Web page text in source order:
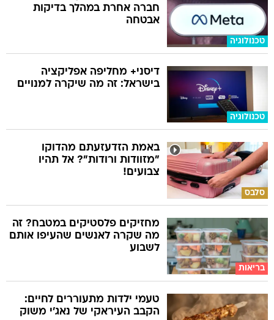
טכנולוגיה
חברה אחרת במהלך בדיקות
אבטחה
טכנולוגיה
דיסני+ מחליפה אפליקציה
בישראל: זה מה שיקרה למנויים
סלבס
באמת הזדעזעתם מהדוקו
"מזוודות ורודות"? אל תהיו
צבועים!
בריאות
מחזיקים פלסטיקים במטבח? זה
מה שקרה לאנשים שהעיפו אותם
לשבוע
טעמי ילדות מתעוררים לחיים:
הקבב העיראקי של נאג׳י משוק